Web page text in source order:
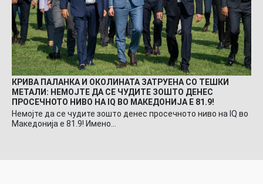
КРИВА ПАЛАНКА И ОКОЛИНАТА ЗАТРУЕНА СО ТЕШКИ
МЕТАЛИ: НЕМОЈТЕ ДА СЕ ЧУДИТЕ ЗОШТО ДЕНЕС
ПРОСЕЧНОТО НИВО НА IQ ВО МАКЕДОНИЈА Е 81.9!
Немојте да се чудите зошто денес просечното ниво на IQ во
Македонија е 81.9! Имено…